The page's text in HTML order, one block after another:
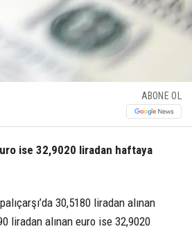
ABONE OL
ise 32,9020 liradan haftaya
30,5180 liradan alınan
liradan alınan euro ise 32,9020